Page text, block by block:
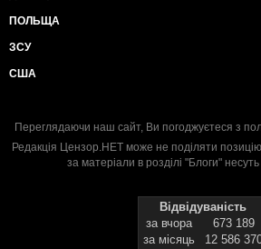
ПОЛЬЩА
ЗСУ
США
Переглядаючи наш сайт, Ви погоджуєтеся з
Редакція Цензор.НЕТ може не поділяти позицію
за матеріали в розділі "Блоги" несуть
Відвідуваність
за вчора
673 189
за місяць
12 586